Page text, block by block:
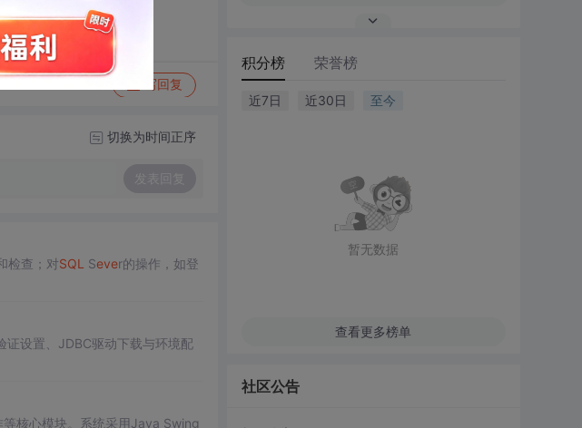
写回复
切换为时间正序
发表回复
检查；对SQL Sever的操作，如登
设置、JDBC驱动下载与环境配
等核心模块。系统采用Java Swing
积分榜 荣誉榜
近7日 近30日 至今
暂无数据
查看更多榜单
社区公告